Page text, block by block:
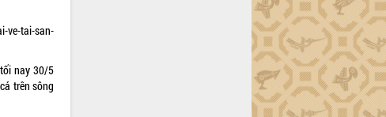
ve-tai-san-
nay 30/5
trên sông